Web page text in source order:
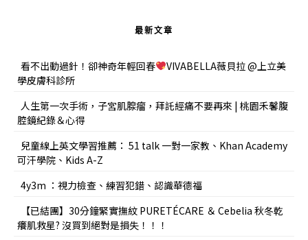
最新文章
看不出動過針！卻神奇年輕回春
VIVABELLA薇貝拉 @上立美
學皮膚科診所
人生第一次手術，子宮肌腺瘤，拜託經痛不要再來 | 桃園禾馨腹
腔鏡紀錄＆心得
兒童線上英文學習推薦： 51 talk 一對一家教、Khan Academy
可汗學院、Kids A-Z
4y3m ：視力檢查、練習犯錯、認識華德福
【已結團】30分鐘緊實撫紋 PURETÉCARE ＆ Cebelia 秋冬乾
癢肌救星? 沒買到絕對是損失！！！